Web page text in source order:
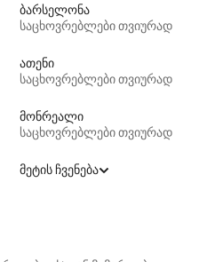
ბარსელონა
საცხოვრებლები თვიურად
ათენი
საცხოვრებლები თვიურად
მონრეალი
საცხოვრებლები თვიურად
მეტის ჩვენება